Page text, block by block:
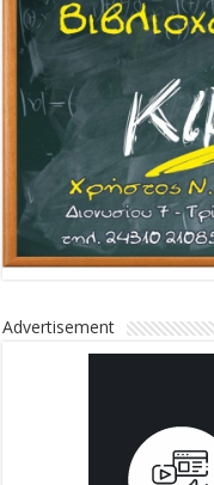
Advertisement